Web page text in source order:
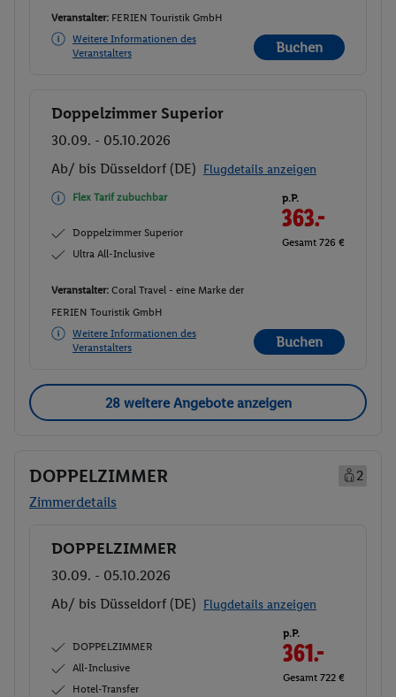
Veranstalter: FERIEN Touristik GmbH
Weitere Informationen des
Veranstalters
Buchen
Buchen
Doppelzimmer Superior
30.09. - 05.10.2026
Ab/ bis Düsseldorf (DE) Flugdetails anzeigen
Flex Tarif zubuchbar
Doppelzimmer Superior
Ultra All-Inclusive
p.P.
363.-
Gesamt 726 €
Veranstalter: Coral Travel - eine Marke der
FERIEN Touristik GmbH
Weitere Informationen des
Veranstalters
Buchen
28 weitere Angebote anzeigen
DOPPELZIMMER
2
Zimmerdetails
Buchen
DOPPELZIMMER
30.09. - 05.10.2026
Ab/ bis Düsseldorf (DE) Flugdetails anzeigen
DOPPELZIMMER
All-Inclusive
Hotel-Transfer
p.P.
361.-
Gesamt 722 €